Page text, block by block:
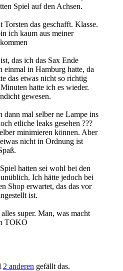
Spiel auf den Achsen.
Torsten das geschafft. Klasse.
ich kaum aus meiner
das ich das Sax Ende
einmal in Hamburg hatte, da
das etwas nicht so richtig
hatte ich es wieder.
gewesen.
dann mal selber ne Lampe ins
etliche leaks gesehen ???
minimieren können. Aber
nicht in Ordnung ist
hatten sei wohl bei den
Ich hätte jedoch bei
Shop erwartet, das das vor
ist.
super. Man, was macht
TOKO
2 anderen gefällt das.